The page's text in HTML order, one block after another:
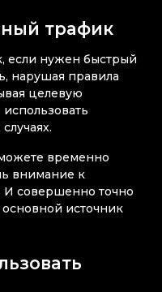
трафик
если нужен быстрый
нарушая правила
целевую
временно
внимание к
совершенно точно
основной источник